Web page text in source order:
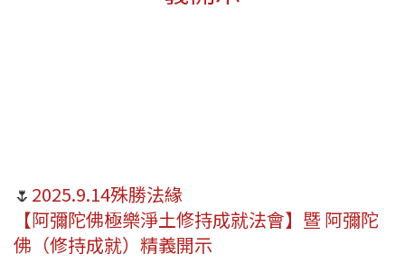
🌷 2025.9.14殊勝法緣
【阿彌陀佛極樂淨土修持成就法會】暨 阿彌陀
佛（修持成就）精義開示